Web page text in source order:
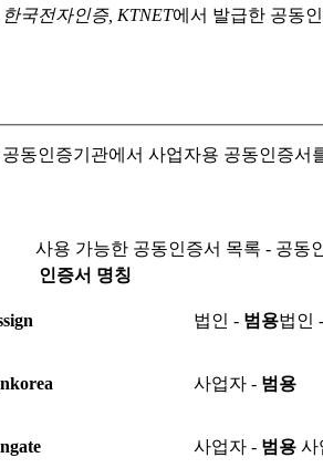
국전자인증, KTNET에서 발급한 공동
동인증기관에서 사업자용 공동인증서
사용 가능한 공동인증서 목록 - 공동
인증서 명칭
법인 - 범용법인 -
사업자 - 범용
사업자 - 범용 사